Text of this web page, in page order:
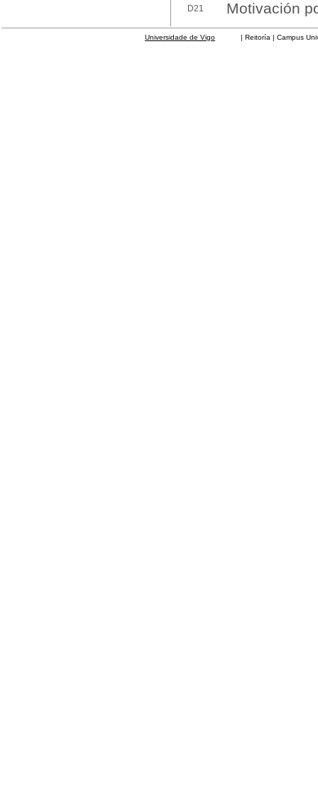
D21 Motivación
Universidade de Vigo | Reitoría | Campus